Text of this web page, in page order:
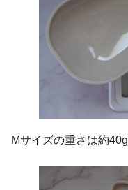
Mサイズの重さは約40g